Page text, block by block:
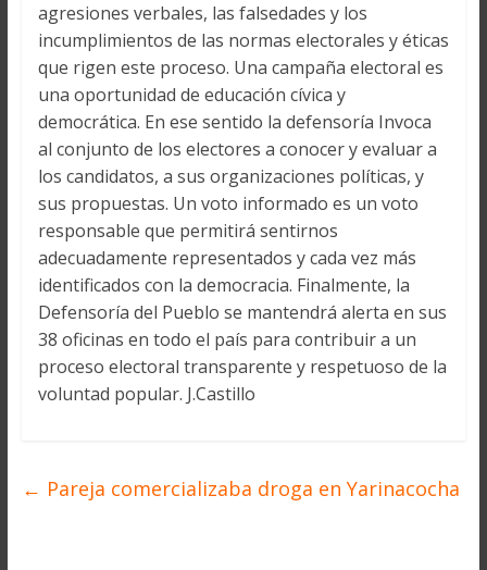
agresiones verbales, las falsedades y los
incumplimientos de las normas electorales y éticas
que rigen este proceso. Una campaña electoral es
una oportunidad de educación cívica y
democrática. En ese sentido la defensoría Invoca
al conjunto de los electores a conocer y evaluar a
los candidatos, a sus organizaciones políticas, y
sus propuestas. Un voto informado es un voto
responsable que permitirá sentirnos
adecuadamente representados y cada vez más
identificados con la democracia. Finalmente, la
Defensoría del Pueblo se mantendrá alerta en sus
38 oficinas en todo el país para contribuir a un
proceso electoral transparente y respetuoso de la
voluntad popular. J.Castillo
← Pareja comercializaba droga en Yarinacocha